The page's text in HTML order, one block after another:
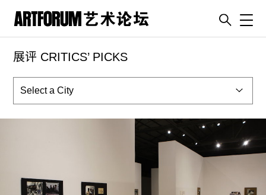
artguide
新闻
展评
杂志
ENGLISH
展评 CRITICS’ PICKS